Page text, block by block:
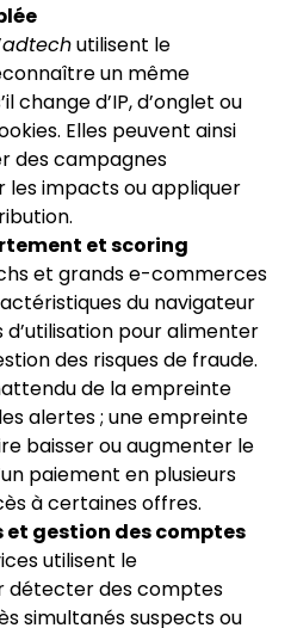
adtechutilisent le
un même
change d’IP, d’onglet ou
Elles peuvent ainsi
des campagnes
les impacts ou appliquer
et scoring
et grands e-commerces
du navigateur
pour alimenter
des risques de fraude.
de la empreinte
alertes ; une empreinte
baisser ou augmenter le
paiement en plusieurs
à certaines offres.
et gestion des comptes
utilisent le
détecter des comptes
simultanés suspects ou